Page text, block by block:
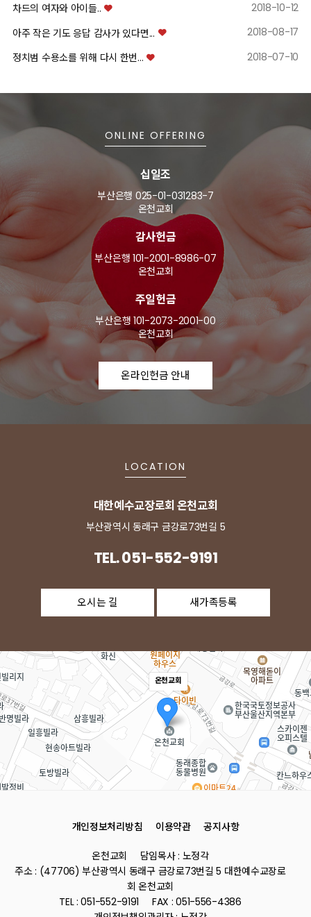
차드의 여자와 아이들..
2018-10-12
아주 작은 기도 응답 감사가 있다면...
2018-08-17
정치범 수용소를 위해 다시 한번...
2018-07-10
ONLINE OFFERING
십일조
부산은행 025-01-031283-7
온천교회
감사헌금
부산은행 101-2001-8986-07
온천교회
주일헌금
부산은행 101-2073-2001-00
온천교회
온라인헌금 안내
LOCATION
대한예수교장로회 온천교회
부산광역시 동래구 금강로73번길 5
TEL. 051-552-9191
오시는 길 새가족등록
온천교회
로드뷰
부산 동래구 금강로73번길 5
전화
051-552-9191
개인정보처리방침 이용약관 공지사항
온천교회
담임목사 : 노정각
주소 : (47706) 부산광역시 동래구 금강로73번길 5 대한예수교장로
회 온천교회
TEL : 051-552-9191
FAX : 051-556-4386